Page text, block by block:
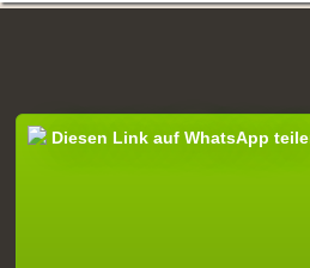
Diesen Link auf WhatsApp